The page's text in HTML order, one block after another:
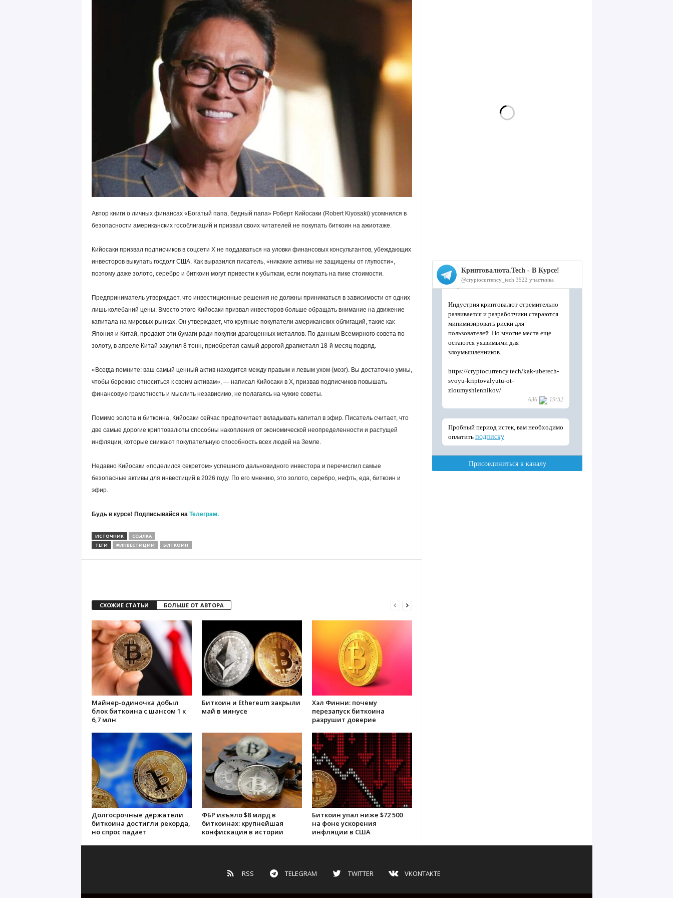
Автор книги о личных финансах «Богатый папа, бедный папа» Роберт Кийосаки (Robert Kiyosaki) усомнился в
безопасности американских гособлигаций и призвал своих читателей не покупать биткоин на ажиотаже.
Кийосаки призвал подписчиков в соцсети Х не поддаваться на уловки финансовых консультантов, убеждающих
инвесторов выкупать госдолг США. Как выразился писатель, «никакие активы не защищены от глупости»,
поэтому даже золото, серебро и биткоин могут привести к убыткам, если покупать на пике стоимости.
Предприниматель утверждает, что инвестиционные решения не должны приниматься в зависимости от одних
лишь колебаний цены. Вместо этого Кийосаки призвал инвесторов больше обращать внимание на движение
капитала на мировых рынках. Он утверждает, что крупные покупатели американских облигаций, такие как
Япония и Китай, продают эти бумаги ради покупки драгоценных металлов. По данным Всемирного совета по
золоту, в апреле Китай закупил 8 тонн, приобретая самый дорогой драгметалл 18-й месяц подряд.
«Всегда помните: ваш самый ценный актив находится между правым и левым ухом (мозг). Вы достаточно умны,
чтобы бережно относиться к своим активам», — написал Кийосаки в Х, призвав подписчиков повышать
финансовую грамотность и мыслить независимо, не полагаясь на чужие советы.
Помимо золота и биткоина, Кийосаки сейчас предпочитает вкладывать капитал в эфир. Писатель считает, что
две самые дорогие криптовалюты способны накопления от экономической неопределенности и растущей
инфляции, которые снижают покупательную способность всех людей на Земле.
Недавно Кийосаки «поделился секретом» успешного дальновидного инвестора и перечислил самые
безопасные активы для инвестиций в 2026 году. По его мнению, это золото, серебро, нефть, еда, биткоин и
эфир.
Будь в курсе! Подписывайся на Телеграм.
ИСТОЧНИК
ССЫЛКА
ТЕГИ
#ИНВЕСТИЦИИ БИТКОИН
СХОЖИЕ СТАТЬИ БОЛЬШЕ ОТ АВТОРА
Майнер-одиночка добыл
блок биткоина с шансом 1 к
6,7 млн
Биткоин и Ethereum закрыли
май в минусе
Хэл Финни: почему
перезапуск биткоина
разрушит доверие
Долгосрочные держатели
биткоина достигли рекорда,
но спрос падает
ФБР изъяло $8 млрд в
биткоинах: крупнейшая
конфискация в истории
Биткоин упал ниже $72 500
на фоне ускорения
инфляции в США
RSS TELEGRAM TWITTER VKONTAKTE